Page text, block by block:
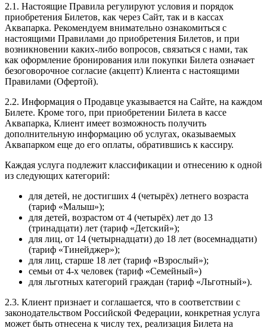
2.1. Настоящие Правила регулируют условия и порядок
приобретения Билетов, как через Сайт, так и в кассах
Аквапарка. Рекомендуем внимательно ознакомиться с
настоящими Правилами до приобретения Билетов, и при
возникновении каких-либо вопросов, связаться с нами, так
как оформление бронирования или покупки Билета означает
безоговорочное согласие (акцепт) Клиента с настоящими
Правилами (Офертой).
2.2. Информация о Продавце указывается на Сайте, на каждом
Билете. Кроме того, при приобретении Билета в кассе
Аквапарка, Клиент имеет возможность получить
дополнительную информацию об услугах, оказываемых
Аквапарком еще до его оплаты, обратившись к кассиру.
Каждая услуга подлежит классификации и отнесению к одной
из следующих категорий:
для детей, не достигших 4 (четырёх) летнего возраста
(тариф «Малыш»);
для детей, возрастом от 4 (четырёх) лет до 13
(тринадцати) лет (тариф «Детский»);
для лиц, от 14 (четырнадцати) до 18 лет (восемнадцати)
(тариф «Тинейджер»);
для лиц, старше 18 лет (тариф «Взрослый»);
семьи от 4-х человек (тариф «Семейный»)
для льготных категорий граждан (тариф «Льготный»).
2.3. Клиент признает и соглашается, что в соответствии с
законодательством Российской Федерации, конкретная услуга
может быть отнесена к числу тех, реализация Билета на